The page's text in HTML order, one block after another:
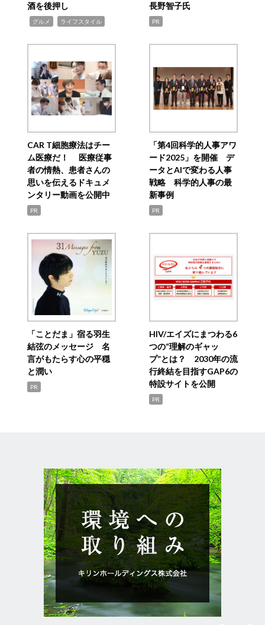
酒を後押し
グルメ ライフスタイル
長野智子氏
PR
CAR T細胞療法はチー
ム医療だ！ 医療従事
者の情熱、患者さんの
思いを伝えるドキュメ
ンタリー動画を公開中
PR
「第4回科学的人事アワ
ード2025」を開催 デ
ータとAIで変わる人事
戦略 科学的人事の最
新事例
PR
「ことだま」宿る羽生
結弦のメッセージ 名
言がもたらす心の平穏
と潤い
PR
HIV/エイズにまつわる6
つの“理解のギャッ
プ”とは？ 2030年の流
行終結を目指すGAP6の
特設サイトを公開
PR